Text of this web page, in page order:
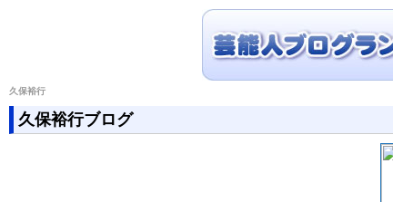
久保裕行
久保裕行ブログ